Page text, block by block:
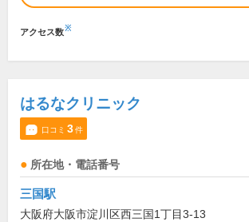
アクセス数※
はるなクリニック
口コミ 3件
所在地・電話番号
三国駅
大阪府大阪市淀川区西三国1丁目3-13